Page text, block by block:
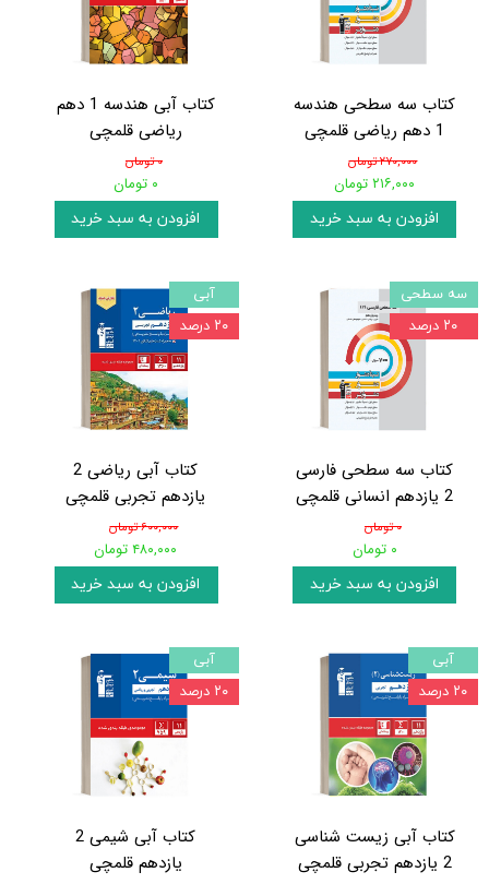
کتاب سه سطحی هندسه
1 دهم ریاضی قلمچی
۲۷۰,۰۰۰ تومان
۲۱۶,۰۰۰ تومان
افزودن به سبد خرید
کتاب آبی هندسه 1 دهم
ریاضی قلمچی
۰ تومان
۰ تومان
افزودن به سبد خرید
کتاب سه سطحی فارسی
2 یازدهم انسانی قلمچی
۰ تومان
۰ تومان
افزودن به سبد خرید
سه سطحی
۲۰ درصد
کتاب آبی ریاضی 2
یازدهم تجربی قلمچی
۶۰۰,۰۰۰ تومان
۴۸۰,۰۰۰ تومان
افزودن به سبد خرید
آبی
۲۰ درصد
کتاب آبی زیست شناسی
2 یازدهم تجربی قلمچی
آبی
۲۰ درصد
کتاب آبی شیمی 2
یازدهم قلمچی
آبی
۲۰ درصد